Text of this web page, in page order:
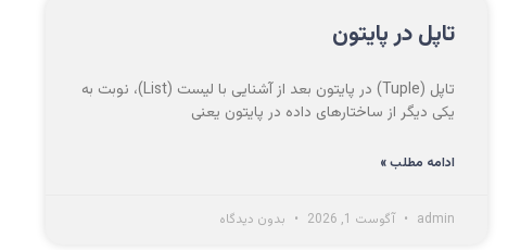
تاپل در پایتون
تاپل (Tuple) در پایتون بعد از آشنایی با لیست (List)، نوبت به
یکی دیگر از ساختارهای داده در پایتون یعنی
ادامه مطلب »
admin آگوست 1, 2026 بدون دیدگاه